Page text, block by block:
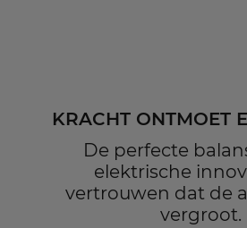
KRACHT ONTMOET
De perfecte
elektrische
vertrouwen dat de
vergroot.